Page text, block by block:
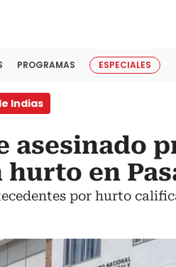
PROGRAMAS ESPECIALES
Indias
asesinado
en
por hurto